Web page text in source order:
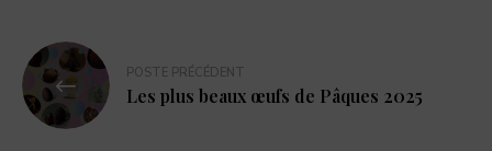
POSTE PRÉCÉDENT
Les plus beaux œufs de Pâques 2025